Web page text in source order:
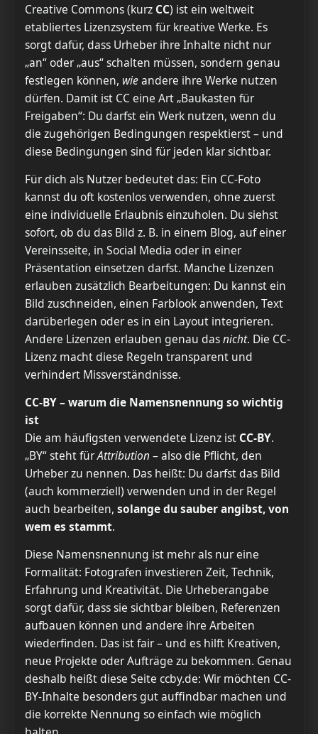
Creative Commons (kurz CC) ist ein weltweit
etabliertes Lizenzsystem für kreative Werke. Es
sorgt dafür, dass Urheber ihre Inhalte nicht nur
„an“ oder „aus“ schalten müssen, sondern genau
festlegen können, wieandere ihre Werke nutzen
dürfen. Damit ist CC eine Art „Baukasten für
Freigaben“: Du darfst ein Werk nutzen, wenn du
die zugehörigen Bedingungen respektierst – und
diese Bedingungen sind für jeden klar sichtbar.
Für dich als Nutzer bedeutet das: Ein CC-Foto
kannst du oft kostenlos verwenden, ohne zuerst
eine individuelle Erlaubnis einzuholen. Du siehst
sofort, ob du das Bild z. B. in einem Blog, auf einer
Vereinsseite, in Social Media oder in einer
Präsentation einsetzen darfst. Manche Lizenzen
erlauben zusätzlich Bearbeitungen: Du kannst ein
Bild zuschneiden, einen Farblook anwenden, Text
darüberlegen oder es in ein Layout integrieren.
Andere Lizenzen erlauben genau dasnicht. Die CC-
Lizenz macht diese Regeln transparent und
verhindert Missverständnisse.
CC-BY – warum die Namensnennung so wichtig
ist
Die am häufigsten verwendete Lizenz ist CC-BY.
„BY“ steht fürAttribution– also die Pflicht, den
Urheber zu nennen. Das heißt: Du darfst das Bild
(auch kommerziell) verwenden und in der Regel
auch bearbeiten, solange du sauber angibst, von
wem es stammt.
Diese Namensnennung ist mehr als nur eine
Formalität: Fotografen investieren Zeit, Technik,
Erfahrung und Kreativität. Die Urheberangabe
sorgt dafür, dass sie sichtbar bleiben, Referenzen
aufbauen können und andere ihre Arbeiten
wiederfinden. Das ist fair – und es hilft Kreativen,
neue Projekte oder Aufträge zu bekommen. Genau
deshalb heißt diese Seite ccby.de: Wir möchten CC-
BY-Inhalte besonders gut auffindbar machen und
die korrekte Nennung so einfach wie möglich